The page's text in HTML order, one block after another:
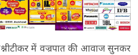
में वज्रपात की आवाज सुनकर